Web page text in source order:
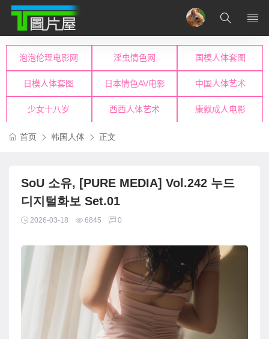
首页 韩国人体 正文
SoU 소유, [PURE MEDIA] Vol.242 누드
디지털화보 Set.01
2026-03-18 6845 0